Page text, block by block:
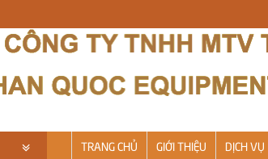
TRANG CHỦ GIỚI THIỆU DỊCH VỤ